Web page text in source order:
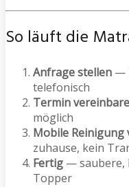
So läuft die
Anfrage stellen —
telefonisch
Termin
möglich
Mobile Reinigung
zuhause, kein
Fertig — saubere,
Topper